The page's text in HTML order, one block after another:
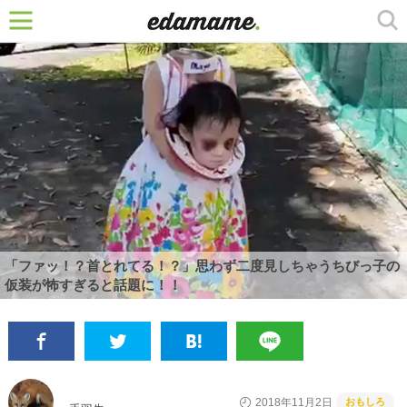
「ファッ！？首とれてる！？」思わず二度見しちゃうちびっ子の
仮装が怖すぎると話題に！！
2018年11月2日 おもしろ